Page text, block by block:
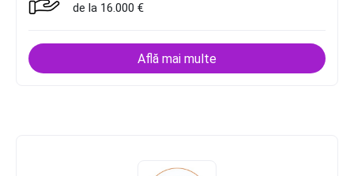
de la 16.000 €
Află mai multe